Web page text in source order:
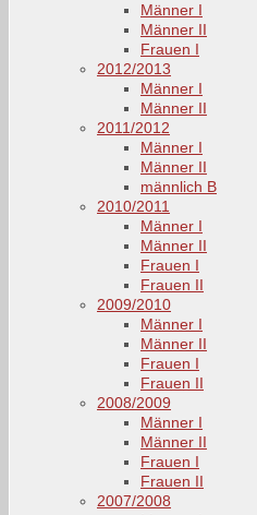
Männer I
Männer II
Frauen I
2012/2013
Männer I
Männer II
2011/2012
Männer I
Männer II
männlich B
2010/2011
Männer I
Männer II
Frauen I
Frauen II
2009/2010
Männer I
Männer II
Frauen I
Frauen II
2008/2009
Männer I
Männer II
Frauen I
Frauen II
2007/2008